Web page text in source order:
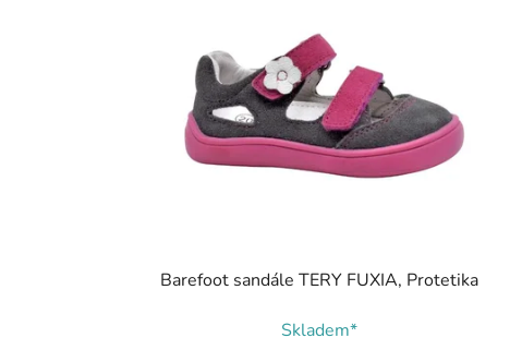
Barefoot sandále TERY FUXIA, Protetika
Skladem*